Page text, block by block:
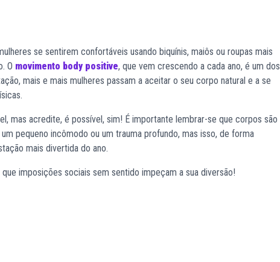
se sentirem confortáveis usando biquínis, maiôs ou roupas mais
O movimento body positive, que vem crescendo a cada ano, é um dos
mais e mais mulheres passam a aceitar o seu corpo natural e a se
mas acredite, é possível, sim! É importante lembrar-se que corpos são
pequeno incômodo ou um trauma profundo, mas isso, de forma
mais divertida do ano.
imposições sociais sem sentido impeçam a sua diversão!